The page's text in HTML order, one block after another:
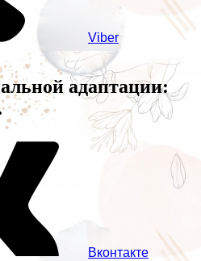
Viber
адаптации:
Вконтакте